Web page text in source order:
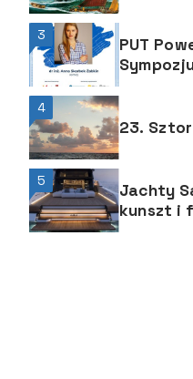
3
PUT
4
23.
5
Jachty
kunszt i